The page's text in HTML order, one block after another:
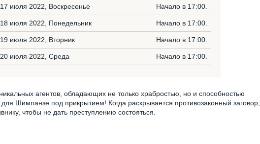
17 июля 2022, Воскресенье Начало в 17:00.
18 июля 2022, Понедельник Начало в 17:00.
19 июля 2022, Вторник Начало в 17:00.
20 июля 2022, Среда Начало в 17:00.
агентов, обладающих не только храбростью, но и способностью
Шимпанзе под прикрытием! Когда раскрывается противозаконный заговор,
чтобы не дать преступлению состояться.